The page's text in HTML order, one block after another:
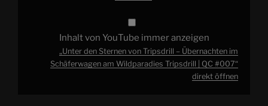
Inhalt von YouTube immer anzeigen
„Unter den Sternen von Tripsdrill – Übernachten im
Schäferwagen am Wildparadies Tripsdrill | QC #007“
direkt öffnen